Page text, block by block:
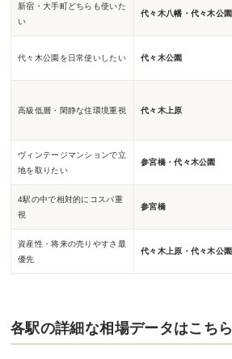
新宿・大手町どちらも使いた
い
代々木八幡・代々木公園
代々木公園を日常使いしたい 代々木公園
高級低層・閑静な住環境重視 代々木上原
ヴィンテージマンションで立
地を取りたい
参宮橋・代々木公園
4駅の中で相対的にコスパ重
視
参宮橋
資産性・将来の売りやすさ最
優先
代々木上原・代々木公園
各駅の詳細な相場データはこちら